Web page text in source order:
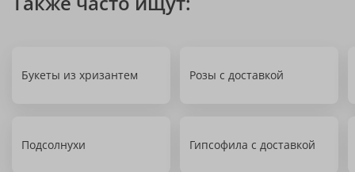
Букеты из хризантем Розы с доставкой
Подсолнухи Гипсофила с доставкой